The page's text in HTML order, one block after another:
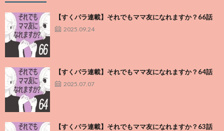
【すくパラ連載】それでもママ友になれますか？66話
2025.09.24
【すくパラ連載】それでもママ友になれますか？64話
2025.07.07
【すくパラ連載】それでもママ友になれますか？63話